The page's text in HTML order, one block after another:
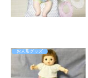
お人形グッズ